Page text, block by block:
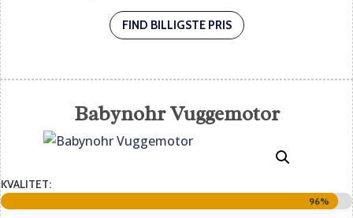
FIND BILLIGSTE PRIS
Babynohr Vuggemotor
KVALITET:
96%
96%